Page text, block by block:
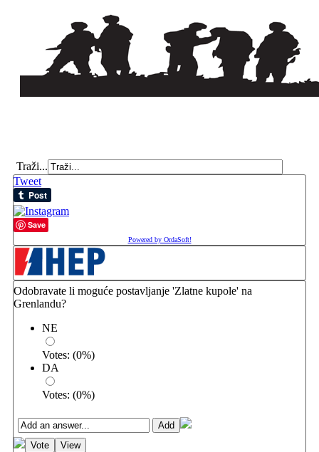
Traži...
Tweet
Save
Powered by OrdaSoft!
Odobravate li moguće postavljanje 'Zlatne kupole' na
Grenlandu?
NE
Votes: (0%)
DA
Votes: (0%)